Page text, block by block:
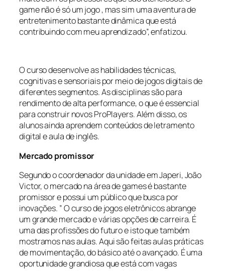
game não é só um jogo , mas sim uma aventura de
entretenimento bastante dinâmica que está
contribuindo com meu aprendizado”, enfatizou.
O curso desenvolve as habilidades técnicas,
cognitivas e sensoriais por meio de jogos digitais de
diferentes segmentos. As disciplinas são para
rendimento de alta performance, o que é essencial
para construir novos ProPlayers. Além disso, os
alunos ainda aprendem conteúdos de letramento
digital e aula de inglês.
Mercado promissor
Segundo o coordenador da unidade em Japeri, João
Victor, o mercado na área de games é bastante
promissor e possui um público que busca por
inovações. ” O curso de jogos eletrônicos abrange
um grande mercado e várias opções de carreira. É
uma das profissões do futuro e isto que também
mostramos nas aulas. Aqui são feitas aulas práticas
de movimentação, do básico até o avançado. É uma
oportunidade grandiosa que está com vagas